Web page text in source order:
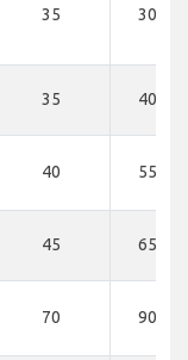
35 30 KM
35 40 KM
40 55 KM
45 65 KM
70 90 KM